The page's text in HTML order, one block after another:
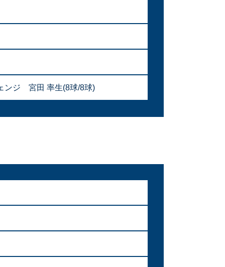
ンジ 宮田 率生(8球/8球)